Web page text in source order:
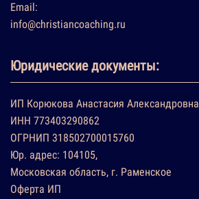
Email:
info@christiancoaching.ru
Юридические документы:
ИП Корюкова Анастасия Александровна
ИНН 773403290862
ОГРНИП 318502700015760
Юр. адрес: 104105,
Московская область, г. Раменское
Оферта ИП